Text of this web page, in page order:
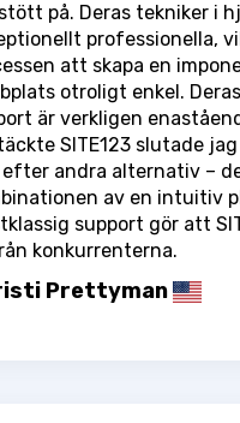
på. Deras tekniker i
professionella,
att skapa en
otroligt enkel.
är verkligen
SITE123 slutade
efter andra alternativ –
av en intuitiv
support gör att
konkurrenterna.
Prettyman